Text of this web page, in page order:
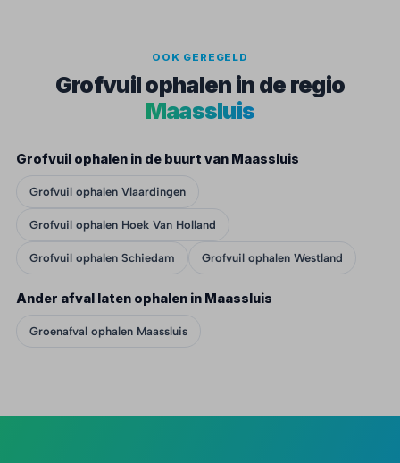
OOK GEREGELD
Grofvuil ophalen in de regio
Maassluis
Grofvuil ophalen in de buurt van Maassluis
Grofvuil ophalen Vlaardingen
Grofvuil ophalen Hoek Van Holland
Grofvuil ophalen Schiedam Grofvuil ophalen Westland
Ander afval laten ophalen in Maassluis
Groenafval ophalen Maassluis